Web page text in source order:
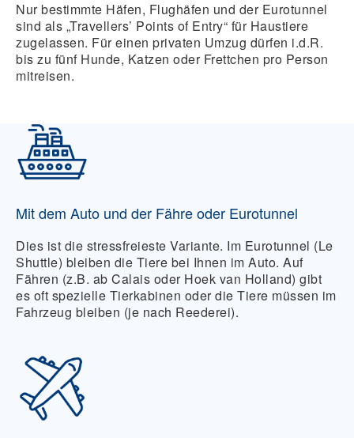
Nur bestimmte Häfen, Flughäfen und der Eurotunnel
sind als „Travellers’ Points of Entry“ für Haustiere
zugelassen. Für einen privaten Umzug dürfen i.d.R.
bis zu fünf Hunde, Katzen oder Frettchen pro Person
mitreisen.
Mit dem Auto und der Fähre oder Eurotunnel
Dies ist die stressfreieste Variante. Im Eurotunnel (Le
Shuttle) bleiben die Tiere bei Ihnen im Auto. Auf
Fähren (z.B. ab Calais oder Hoek van Holland) gibt
es oft spezielle Tierkabinen oder die Tiere müssen im
Fahrzeug bleiben (je nach Reederei).